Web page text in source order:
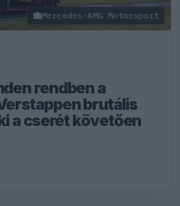
Mercedes-AMG Motorsport
rendben a
brutális
a cserét követően